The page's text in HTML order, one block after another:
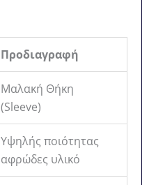
Προδιαγραφή
Μαλακή Θήκη
(Sleeve)
Υψηλής ποιότητας
αφρώδες υλικό